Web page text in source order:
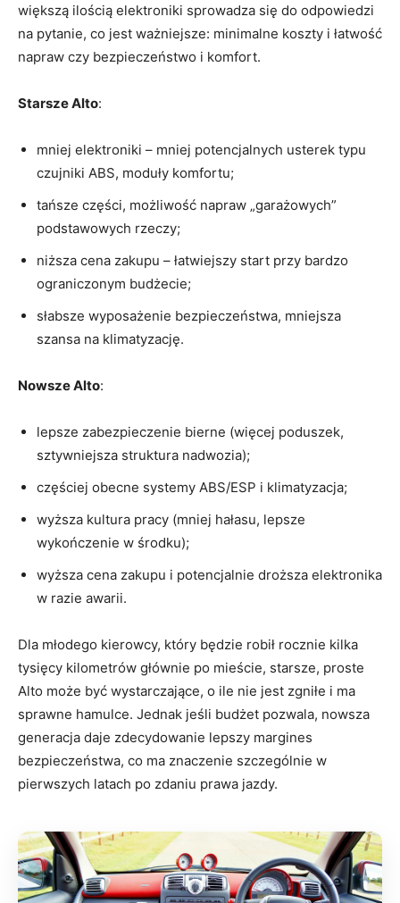
większą ilością elektroniki sprowadza się do odpowiedzi
na pytanie, co jest ważniejsze: minimalne koszty i łatwość
napraw czy bezpieczeństwo i komfort.
Starsze Alto:
mniej elektroniki – mniej potencjalnych usterek typu
czujniki ABS, moduły komfortu;
tańsze części, możliwość napraw „garażowych”
podstawowych rzeczy;
niższa cena zakupu – łatwiejszy start przy bardzo
ograniczonym budżecie;
słabsze wyposażenie bezpieczeństwa, mniejsza
szansa na klimatyzację.
Nowsze Alto:
lepsze zabezpieczenie bierne (więcej poduszek,
sztywniejsza struktura nadwozia);
częściej obecne systemy ABS/ESP i klimatyzacja;
wyższa kultura pracy (mniej hałasu, lepsze
wykończenie w środku);
wyższa cena zakupu i potencjalnie droższa elektronika
w razie awarii.
Dla młodego kierowcy, który będzie robił rocznie kilka
tysięcy kilometrów głównie po mieście, starsze, proste
Alto może być wystarczające, o ile nie jest zgniłe i ma
sprawne hamulce. Jednak jeśli budżet pozwala, nowsza
generacja daje zdecydowanie lepszy margines
bezpieczeństwa, co ma znaczenie szczególnie w
pierwszych latach po zdaniu prawa jazdy.